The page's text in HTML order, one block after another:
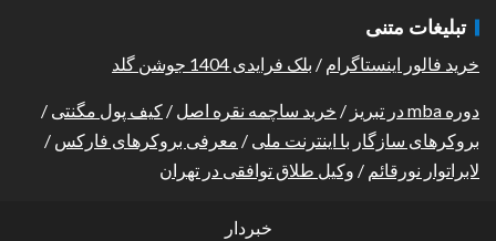
تبلیغات متنی
خرید فالور اینستاگرام / بلک فرایدی 1404 جوشن گلد
دوره mba در تبریز / خرید ساچمه نقره اصل / کیف پول مگنتی /
بروکرهای سازگار با اینترنت ملی / معرفی بروکرهای فارکس /
لابراتوار نورقائم / وکیل طلاق توافقی در تهران
خبردار